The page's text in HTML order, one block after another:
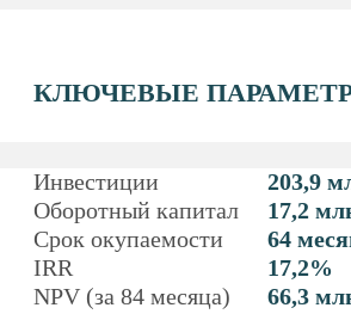
Организация специализированного предприятия
и производством конечной продукции
(полипропиленовые пакеты, укрывной материал,
пленка для технического потребления
в строительстве и т. п.). Технологическая стратегия:
построение предприятия полного цикла от сбора
сырья до выпуска готовых изделий технического
и бытового назначения; возможна частичная
реализация промежуточного сырья — химического